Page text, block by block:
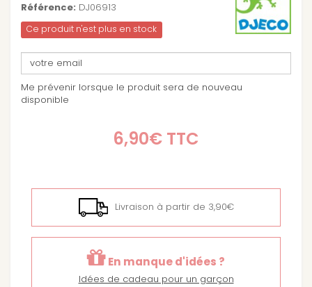
Référence: DJ06913
Ce produit n'est plus en stock
Me prévenir lorsque le produit sera de nouveau
disponible
6,90€ TTC
Livraison à partir de 3,90€
En manque d'idées ?
Idées de cadeau pour un garçon